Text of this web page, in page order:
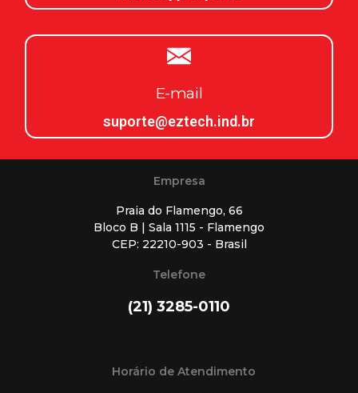
E-mail
suporte@eztech.ind.br
Empresa
Praia do Flamengo, 66
Bloco B | Sala 1115 - Flamengo
CEP: 22210-903 - Brasil
Telefone
(21) 3285-0110
Horário de Atendimento